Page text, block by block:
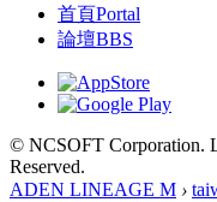
首頁Portal
論壇BBS
© NCSOFT Corporation.
Reserved.
ADEN LINEAGE M ›